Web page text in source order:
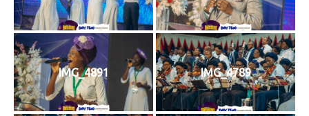
IMG_4891 IMG_4789